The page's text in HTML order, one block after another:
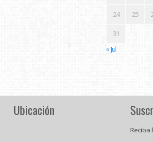
24 25
31
« Jul
Ubicación
Reciba